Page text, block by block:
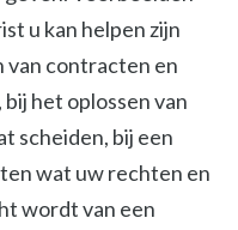
u kan helpen zijn
van contracten en
het oplossen van
scheiden, bij een
wat uw rechten en
wordt van een